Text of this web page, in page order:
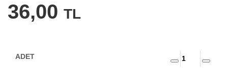
36,00 TL